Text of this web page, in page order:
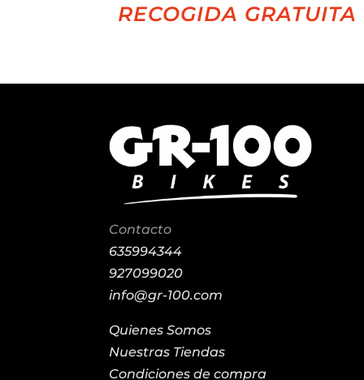
RECOGIDA
Contacto
635994344
927099020
info@gr-100.com
Quienes Somos
Nuestras Tiendas
Condiciones de compra